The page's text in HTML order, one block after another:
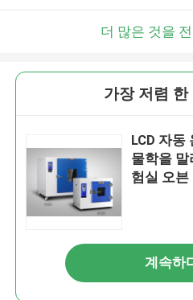
더 많은 것을
가장 저렴 한
LCD 자동
물학을 말
험실 오븐
계속하